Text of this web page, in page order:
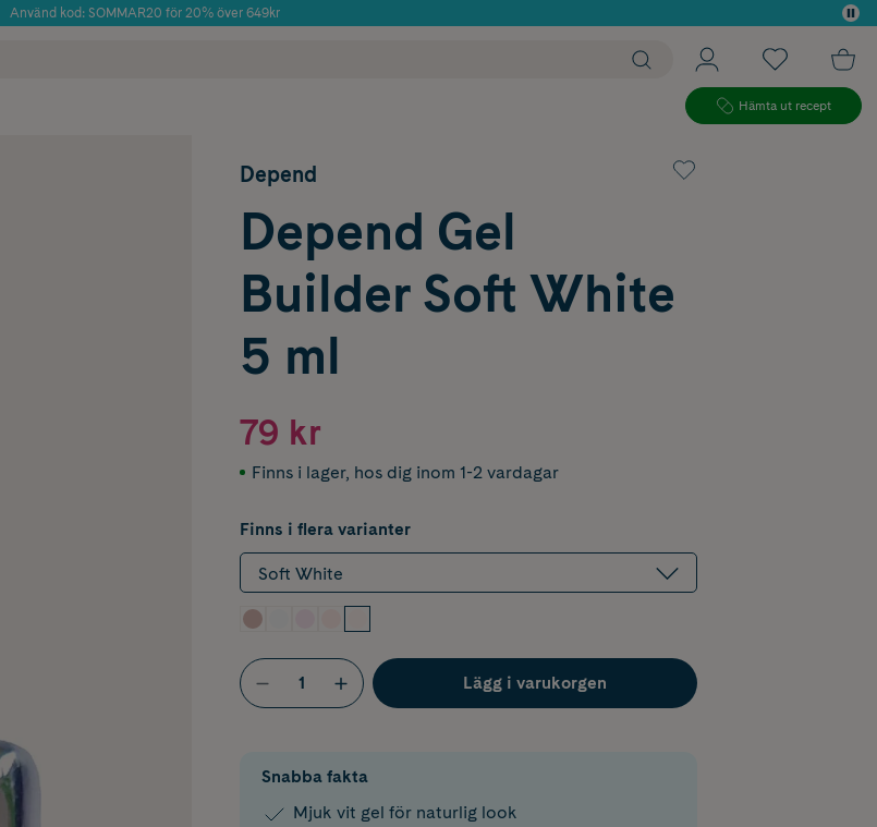
Använd kod: SOMMAR20 för 20% över 649kr
Hämta ut recept
Depend
Depend Gel
Builder Soft White
5 ml
79 kr
Finns i lager, hos dig inom 1-2 vardagar
Finns i flera varianter
Soft White
Lägg i varukorgen
Snabba fakta
Mjuk vit gel för naturlig look